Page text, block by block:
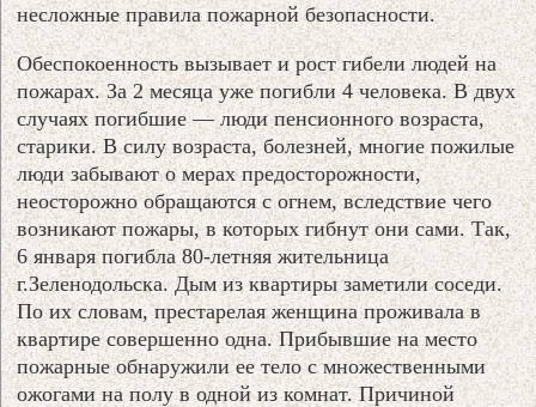
несложные правила пожарной безопасности.
Обеспокоенность вызывает и рост гибели людей на
пожарах. За 2 месяца уже погибли 4 человека. В двух
случаях погибшие — люди пенсионного возраста,
старики. В силу возраста, болезней, многие пожилые
люди забывают о мерах предосторожности,
неосторожно обращаются с огнем, вследствие чего
возникают пожары, в которых гибнут они сами. Так,
6 января погибла 80-летняя жительница
г.Зеленодольска. Дым из квартиры заметили соседи.
По их словам, престарелая женщина проживала в
квартире совершенно одна. Прибывшие на место
пожарные обнаружили ее тело с множественными
ожогами на полу в одной из комнат. Причиной